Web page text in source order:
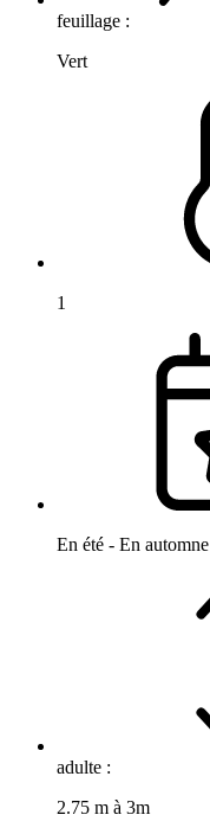
feuillage :
Vert
1
En été - En automne
adulte :
2.75 m à 3m